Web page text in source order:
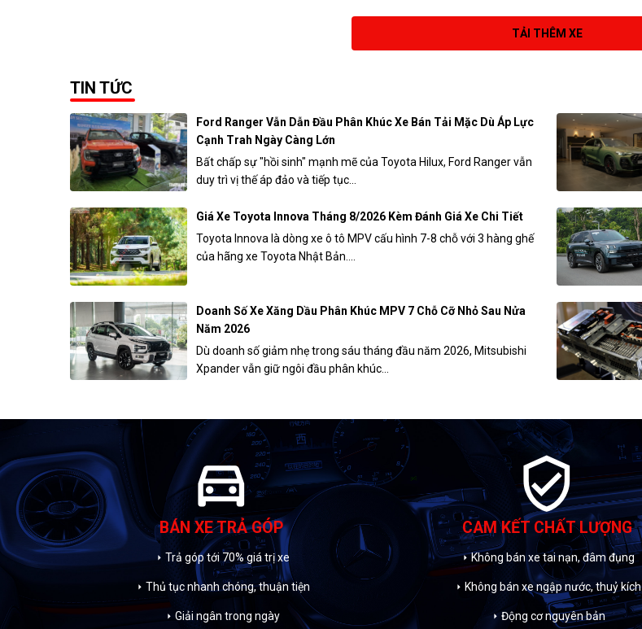
TẢI THÊM XE
TIN TỨC
Ford Ranger Vẫn Dẫn Đầu Phân Khúc Xe Bán Tải Mặc Dù Áp Lực
Cạnh Trah Ngày Càng Lớn
Bất chấp sự "hồi sinh" mạnh mẽ của Toyota Hilux, Ford Ranger vẫn
duy trì vị thế áp đảo và tiếp tục...
Giá Xe Toyota Innova Tháng 8/2026 Kèm Đánh Giá Xe Chi Tiết
Toyota Innova là dòng xe ô tô MPV cấu hình 7-8 chỗ với 3 hàng ghế
của hãng xe Toyota Nhật Bản....
Doanh Số Xe Xăng Dầu Phân Khúc MPV 7 Chỗ Cỡ Nhỏ Sau Nửa
Năm 2026
Dù doanh số giảm nhẹ trong sáu tháng đầu năm 2026, Mitsubishi
Xpander vẫn giữ ngôi đầu phân khúc...
directions_car
BÁN XE TRẢ GÓP
arrow_right Trả góp tới 70% giá trị xe
arrow_right Thủ tục nhanh chóng, thuận tiện
arrow_right Giải ngân trong ngày
verified_user
CAM KẾT CHẤT LƯỢNG
arrow_rightKhông bán xe tai nạn, đâm đụng
arrow_right Không bán xe ngập nước, thuỷ kích
arrow_right Động cơ nguyên bản